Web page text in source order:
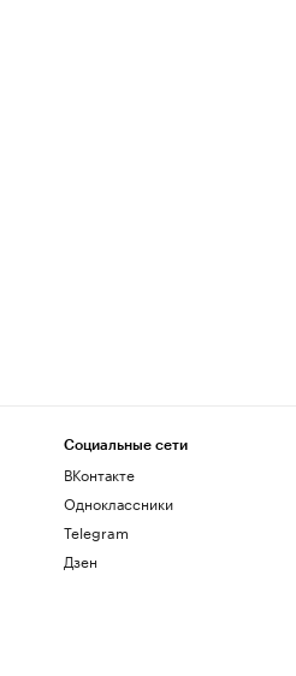
Социальные сети
ВКонтакте
Одноклассники
Telegram
Дзен